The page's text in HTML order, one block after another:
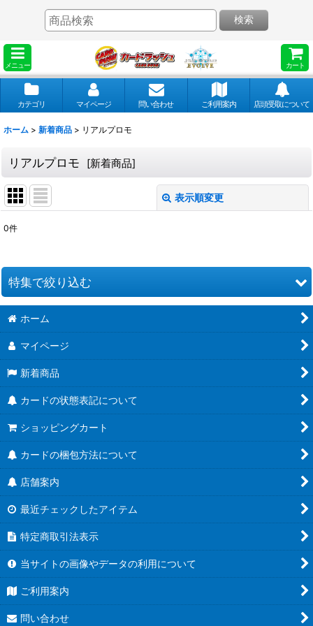
メニュー カート
検索
カテゴリ マイページ 問い合わせ ご利用案内 店頭受取について
ホーム > 新着商品 > リアルプロモ
リアルプロモ [新着商品]
表示順変更
並び順 :
0件
特集で絞り込む
ブースターパック第21弾「Academy Royale/アカデミー・ロワ
イヤル」
ブースターパック第20弾「絶傑を継ぐ者」
ブースターパック第19弾「天魔八虐」
コラボパック「プリンセスコネクト！Re:Dive」
プレミアムカードセット「プリンセスコネクト！Re:Dive」
ブースターパック第18弾「新約都市・透京」
EXビギナーデッキ
ブースターパック第17弾「ConvergentDestinies/コンヴァージ
EXコラボパック「アイドルマスター シンデレラガールズ」
ブースターパック第16弾「新たなる創世」
ホーム
マイページ
新着商品
カードの状態表記について
ショッピングカート
カードの梱包方法について
店舗案内
最近チェックしたアイテム
特定商取引法表示
当サイトの画像やデータの利用について
ご利用案内
問い合わせ